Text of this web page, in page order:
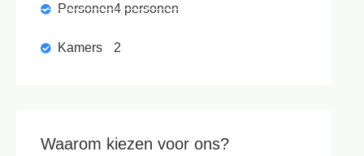
Personen
Kamers
4 personen
2
Waarom kiezen voor ons?